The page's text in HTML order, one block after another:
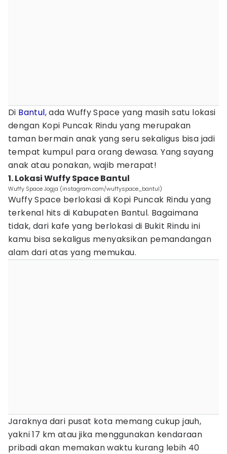
Di Bantul, ada Wuffy Space yang masih satu lokasi
dengan Kopi Puncak Rindu yang merupakan
taman bermain anak yang seru sekaligus bisa jadi
tempat kumpul para orang dewasa. Yang sayang
anak atau ponakan, wajib merapat!
1. Lokasi Wuffy Space Bantul
Wuffy Space Jogja (instagram.com/wuffyspace_bantul)
Wuffy Space berlokasi di Kopi Puncak Rindu yang
terkenal hits di Kabupaten Bantul. Bagaimana
tidak, dari kafe yang berlokasi di Bukit Rindu ini
kamu bisa sekaligus menyaksikan pemandangan
alam dari atas yang memukau.
Jaraknya dari pusat kota memang cukup jauh,
yakni 17 km atau jika menggunakan kendaraan
pribadi akan memakan waktu kurang lebih 40